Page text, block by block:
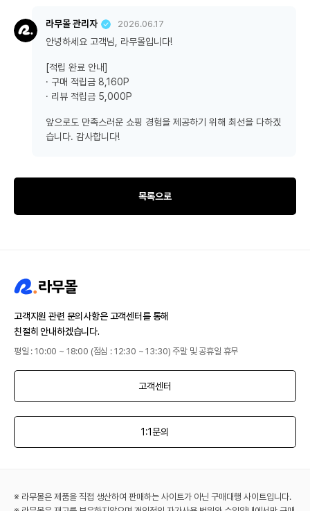
라무몰 관리자 2026.06.17
안녕하세요 고객님, 라무몰입니다!
[적립 완료 안내]
· 구매 적립금 8,160P
· 리뷰 적립금 5,000P
앞으로도 만족스러운 쇼핑 경험을 제공하기 위해 최선을 다하겠
습니다. 감사합니다!
목록으로
고객지원 관련 문의사항은 고객센터를 통해
친절히 안내하겠습니다.
평일 : 10:00 ~ 18:00 (점심 : 12:30 ~ 13:30) 주말 및 공휴일 휴무
고객센터
1:1문의
※ 라무몰은 제품을 직접 생산하여 판매하는 사이트가 아닌 구매대행 사이트입니다.